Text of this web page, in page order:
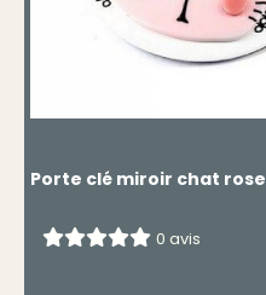
Porte clé miroir chat rose
0 avis